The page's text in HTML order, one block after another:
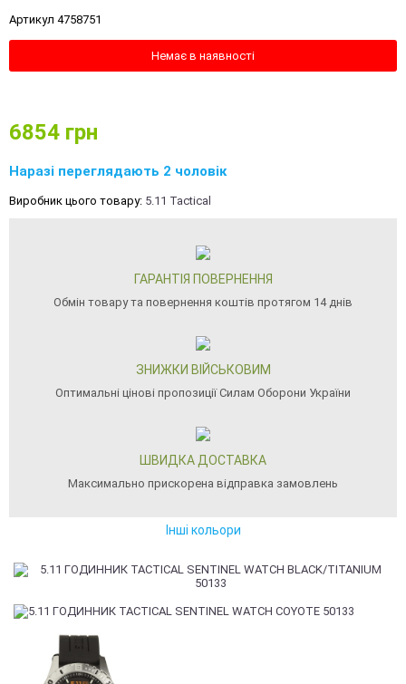
Артикул 4758751
Немає в наявності
6854 грн
Наразі переглядають 2 чоловік
Виробник цього товару: 5.11 Tactical
ГАРАНТІЯ ПОВЕРНЕННЯ
Обмін товару та повернення коштів протягом 14 днів
ЗНИЖКИ ВІЙСЬКОВИМ
Оптимальні цінові пропозиції Силам Оборони України
ШВИДКА ДОСТАВКА
Максимально прискорена відправка замовлень
Інші кольори